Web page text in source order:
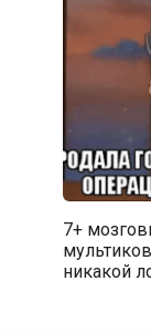
7+
никакой